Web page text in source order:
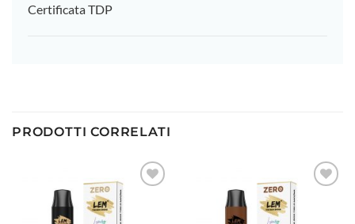
Certificata TDP
PRODOTTI CORRELATI